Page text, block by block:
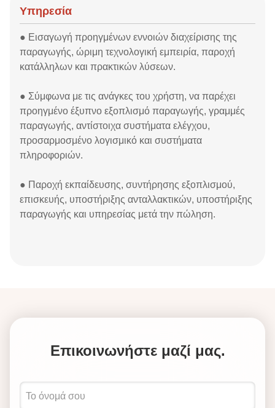
Υπηρεσία
● Εισαγωγή προηγμένων εννοιών διαχείρισης της
παραγωγής, ώριμη τεχνολογική εμπειρία, παροχή
κατάλληλων και πρακτικών λύσεων.
● Σύμφωνα με τις ανάγκες του χρήστη, να παρέχει
προηγμένο έξυπνο εξοπλισμό παραγωγής, γραμμές
παραγωγής, αντίστοιχα συστήματα ελέγχου,
προσαρμοσμένο λογισμικό και συστήματα
πληροφοριών.
● Παροχή εκπαίδευσης, συντήρησης εξοπλισμού,
επισκευής, υποστήριξης ανταλλακτικών, υποστήριξης
παραγωγής και υπηρεσίας μετά την πώληση.
Επικοινωνήστε μαζί μας.